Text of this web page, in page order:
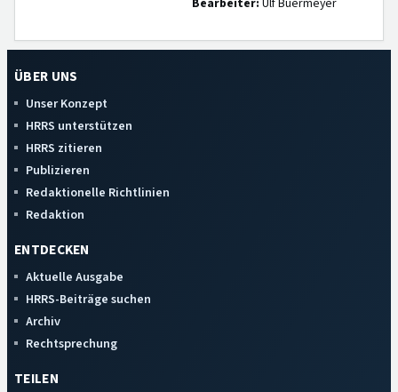
Bearbeiter: Ulf Buermeyer
ÜBER UNS
Unser Konzept
HRRS unterstützen
HRRS zitieren
Publizieren
Redaktionelle Richtlinien
Redaktion
ENTDECKEN
Aktuelle Ausgabe
HRRS-Beiträge suchen
Archiv
Rechtsprechung
TEILEN